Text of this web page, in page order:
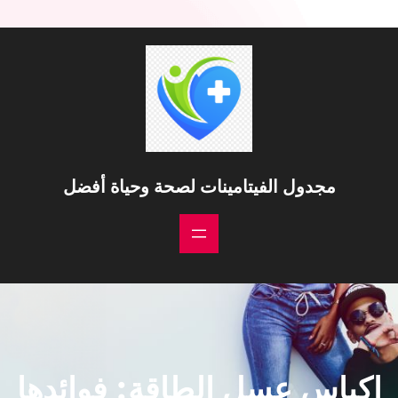
مجدول الفيتامينات لصحة وحياة أفضل
اكياس عسل الطاقة: فوائدها